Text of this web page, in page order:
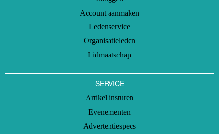
Account aanmaken
Ledenservice
Organisatieleden
Lidmaatschap
SERVICE
Artikel insturen
Evenementen
Advertentiespecs